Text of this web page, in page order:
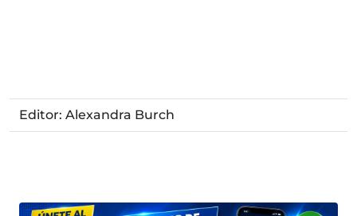
Editor: Alexandra Burch